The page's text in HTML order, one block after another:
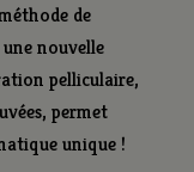
de
nouvelle
pelliculaire,
permet
unique !